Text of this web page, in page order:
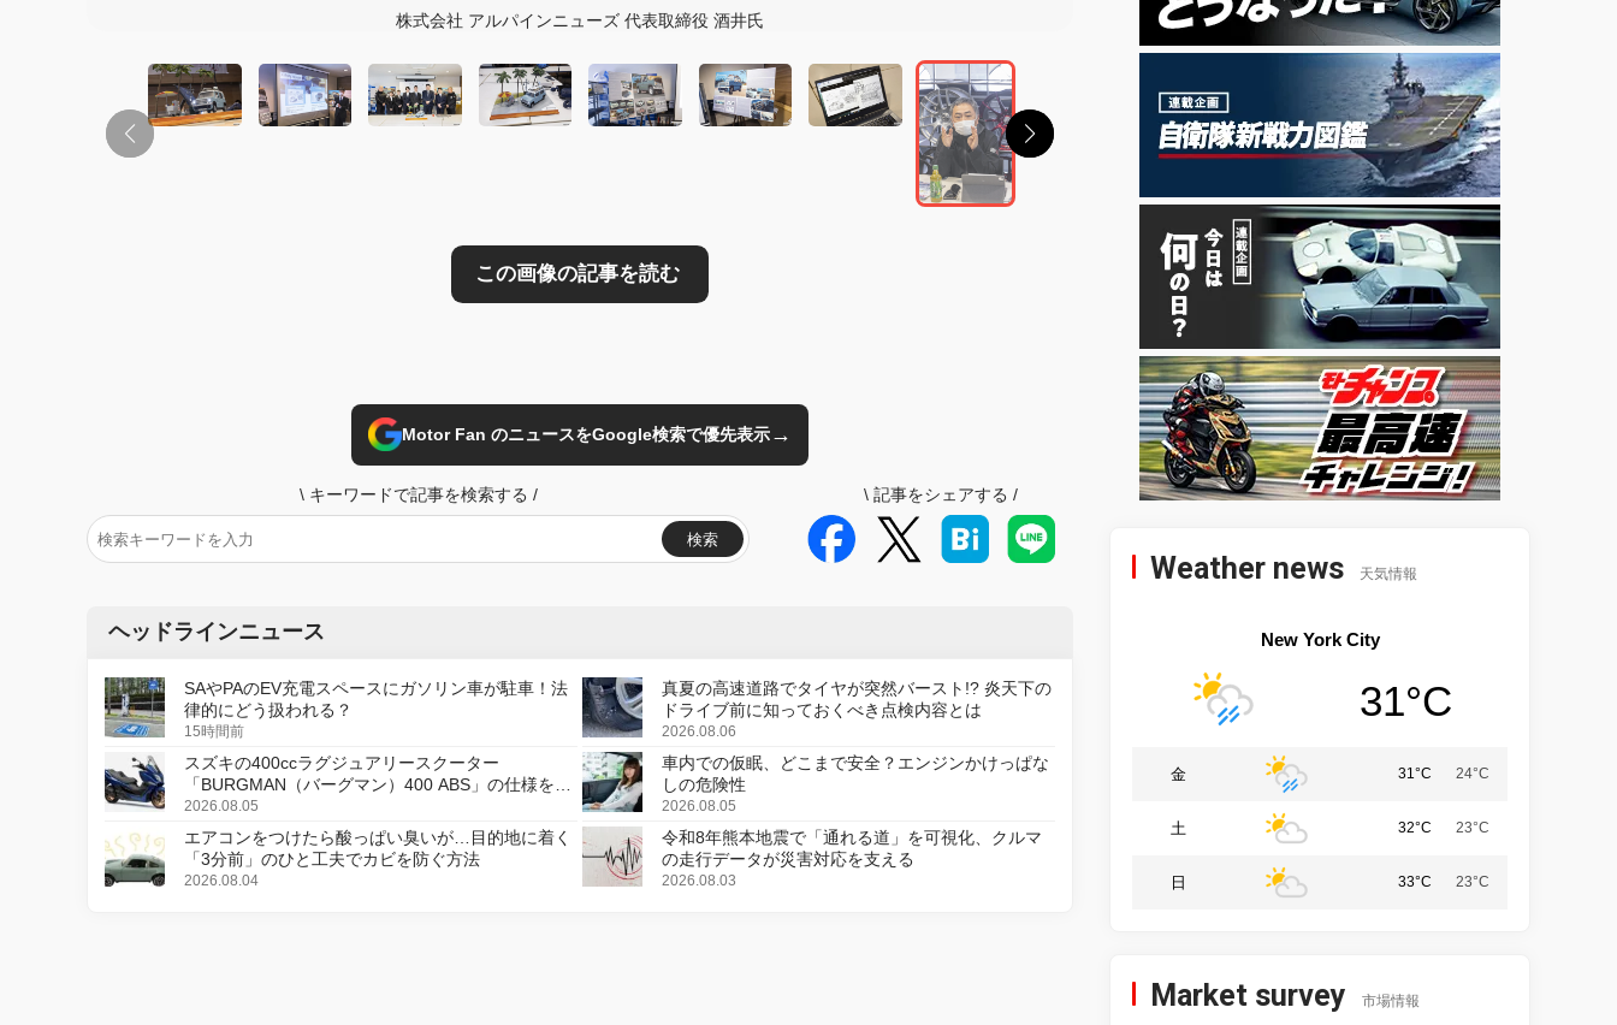
株式会社 アルパインニューズ 代表取締役 酒井氏
Motor Fan のニュースをGoogle検索で優先表示→
\ キーワードで記事を検索する /
検索
\ 記事をシェアする /
ヘッドラインニュース
SAやPAのEV充電スペースにガソリン車が駐車！法
律的にどう扱われる？
15時間前
真夏の高速道路でタイヤが突然バースト!? 炎天下の
ドライブ前に知っておくべき点検内容とは
2026.08.06
スズキの400ccラグジュアリースクーター
「BURGMAN（バーグマン）400 ABS」の仕様を変
更し、8月18日に発売
2026.08.05
車内での仮眠、どこまで安全？エンジンかけっぱな
しの危険性
2026.08.05
エアコンをつけたら酸っぱい臭いが…目的地に着く
「3分前」のひと工夫でカビを防ぐ方法
2026.08.04
令和8年熊本地震で「通れる道」を可視化、クルマ
の走行データが災害対応を支える
2026.08.03
Weather news 天気情報
New York City
31°C
金 31°C 24°C
土 32°C 23°C
日 33°C 23°C
Market survey 市場情報